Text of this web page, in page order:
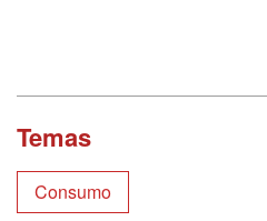
Temas
Consumo